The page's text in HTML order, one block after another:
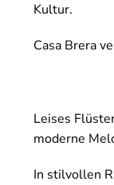
Kultur.
Casa Brera
Leises
moderne
In stilvollen